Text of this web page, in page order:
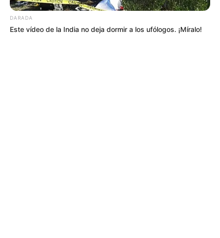
DARADA
Este vídeo de la India no deja dormir a los ufólogos. ¡Míralo!